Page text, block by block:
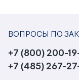
ВОПРОСЫ ПО
+7 (800) 200-
+7 (485) 267-